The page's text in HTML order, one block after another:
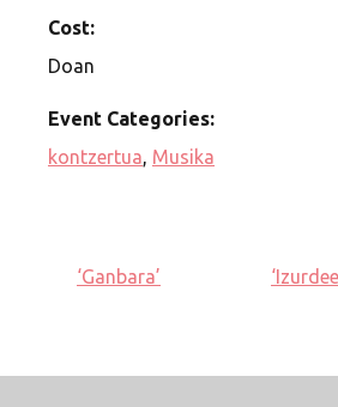
Cost:
Doan
Event Categories:
kontzertua Musika
‘Ganbara’